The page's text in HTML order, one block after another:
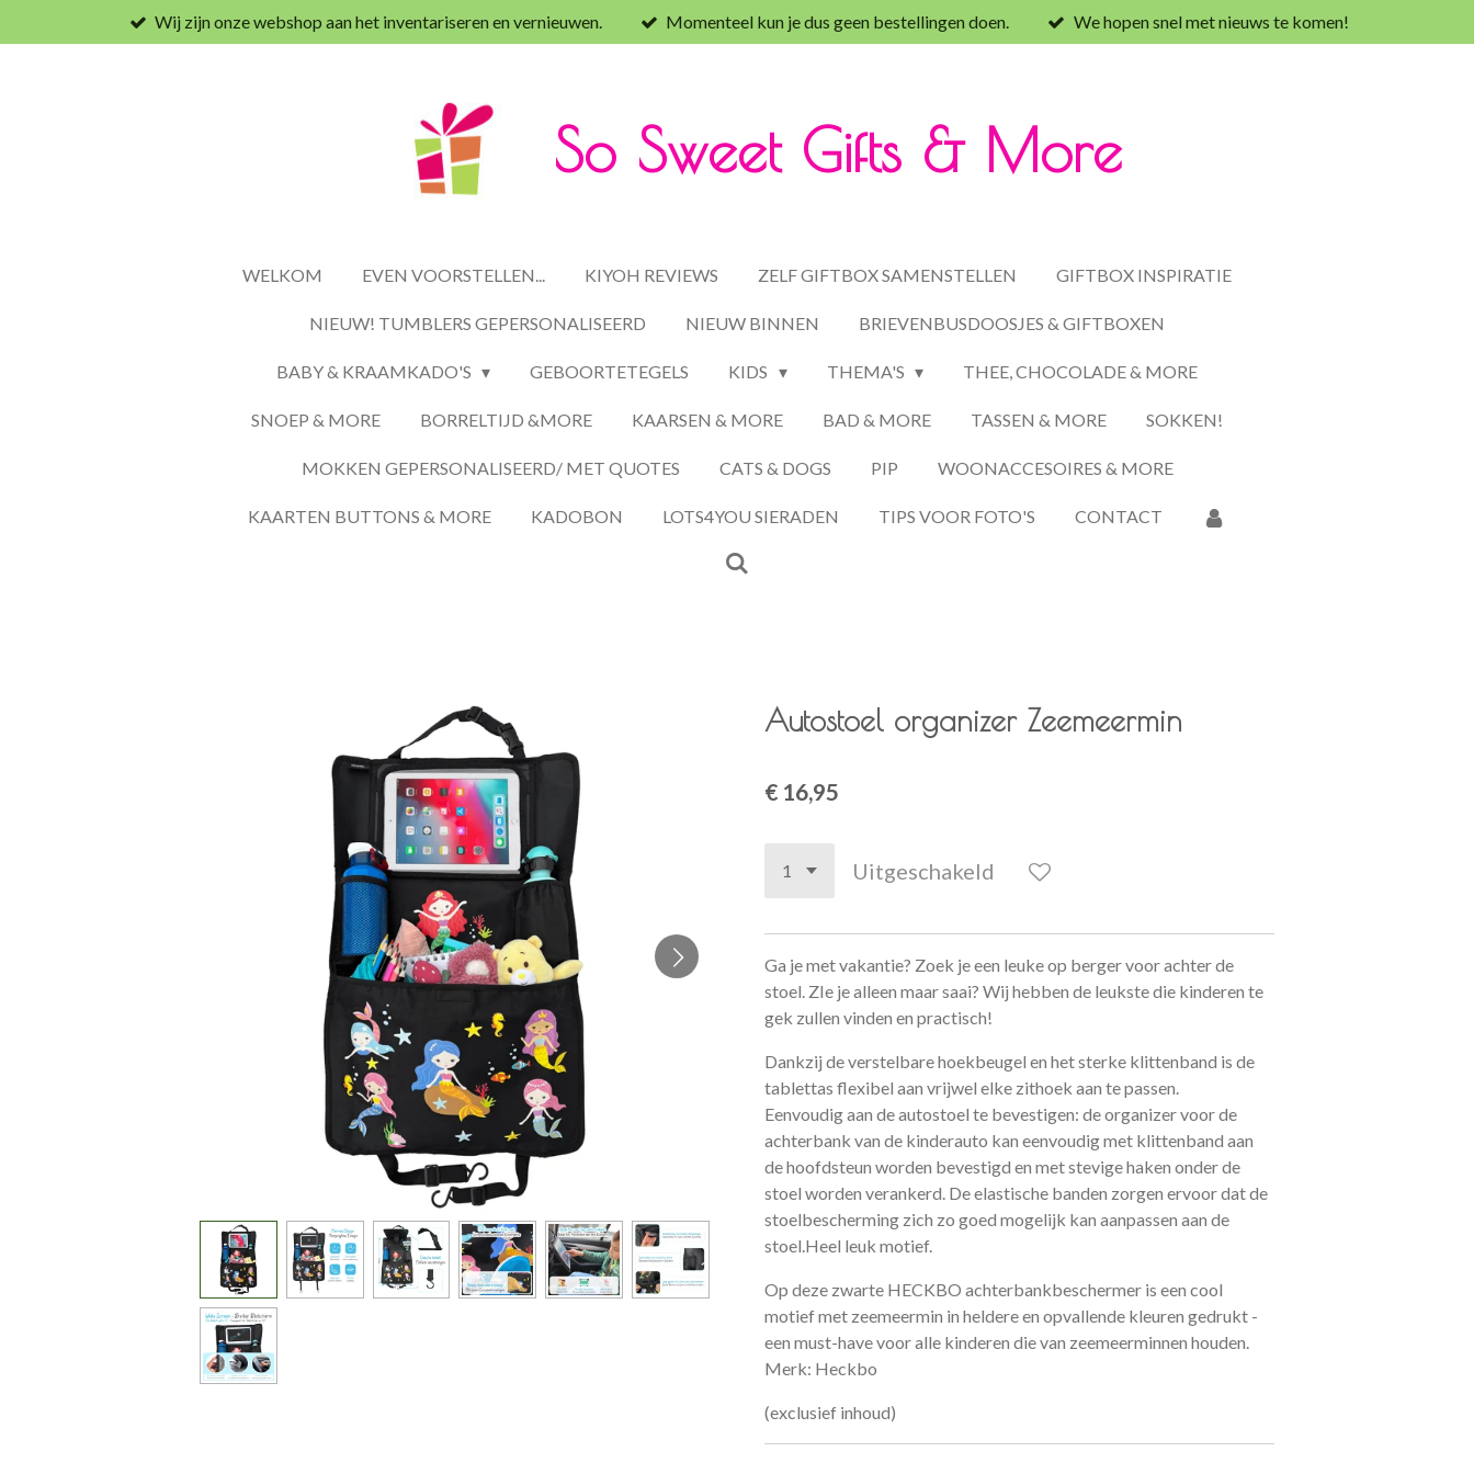
direct
Wij zijn onze webshop aan het inventariseren en vernieuwen. Momenteel kun je dus geen bestellingen doen. We hopen snel met nieuws te komen!
So Sweet Gifts & More
WELKOM EVEN VOORSTELLEN... KIYOH REVIEWS ZELF GIFTBOX SAMENSTELLEN GIFTBOX INSPIRATIE
NIEUW! TUMBLERS GEPERSONALISEERD NIEUW BINNEN BRIEVENBUSDOOSJES & GIFTBOXEN
BABY & KRAAMKADO'S GEBOORTETEGELS KIDS THEMA'S THEE, CHOCOLADE & MORE
SNOEP & MORE BORRELTIJD &MORE KAARSEN & MORE BAD & MORE TASSEN & MORE SOKKEN!
MOKKEN GEPERSONALISEERD/ MET QUOTES CATS & DOGS PIP WOONACCESOIRES & MORE
KAARTEN BUTTONS & MORE KADOBON LOTS4YOU SIERADEN TIPS VOOR FOTO'S CONTACT
Autostoel organizer Zeemeermin
€ 16,95
Uitgeschakeld
Ga je met vakantie? Zoek je een leuke op berger voor achter de
stoel. ZIe je alleen maar saai? Wij hebben de leukste die kinderen te
gek zullen vinden en practisch!
Dankzij de verstelbare hoekbeugel en het sterke klittenband is de
tablettas flexibel aan vrijwel elke zithoek aan te passen.
Eenvoudig aan de autostoel te bevestigen: de organizer voor de
achterbank van de kinderauto kan eenvoudig met klittenband aan
de hoofdsteun worden bevestigd en met stevige haken onder de
stoel worden verankerd. De elastische banden zorgen ervoor dat de
stoelbescherming zich zo goed mogelijk kan aanpassen aan de
stoel. Heel leuk motief.
Op deze zwarte HECKBO achterbankbeschermer is een cool
motief met zeemeermin in heldere en opvallende kleuren gedrukt -
een must-have voor alle kinderen die van zeemeerminnen houden.
Merk: Heckbo
(exclusief inhoud)